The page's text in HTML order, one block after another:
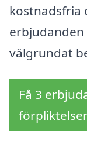
kostnadsfria
välgrundat
Få 3